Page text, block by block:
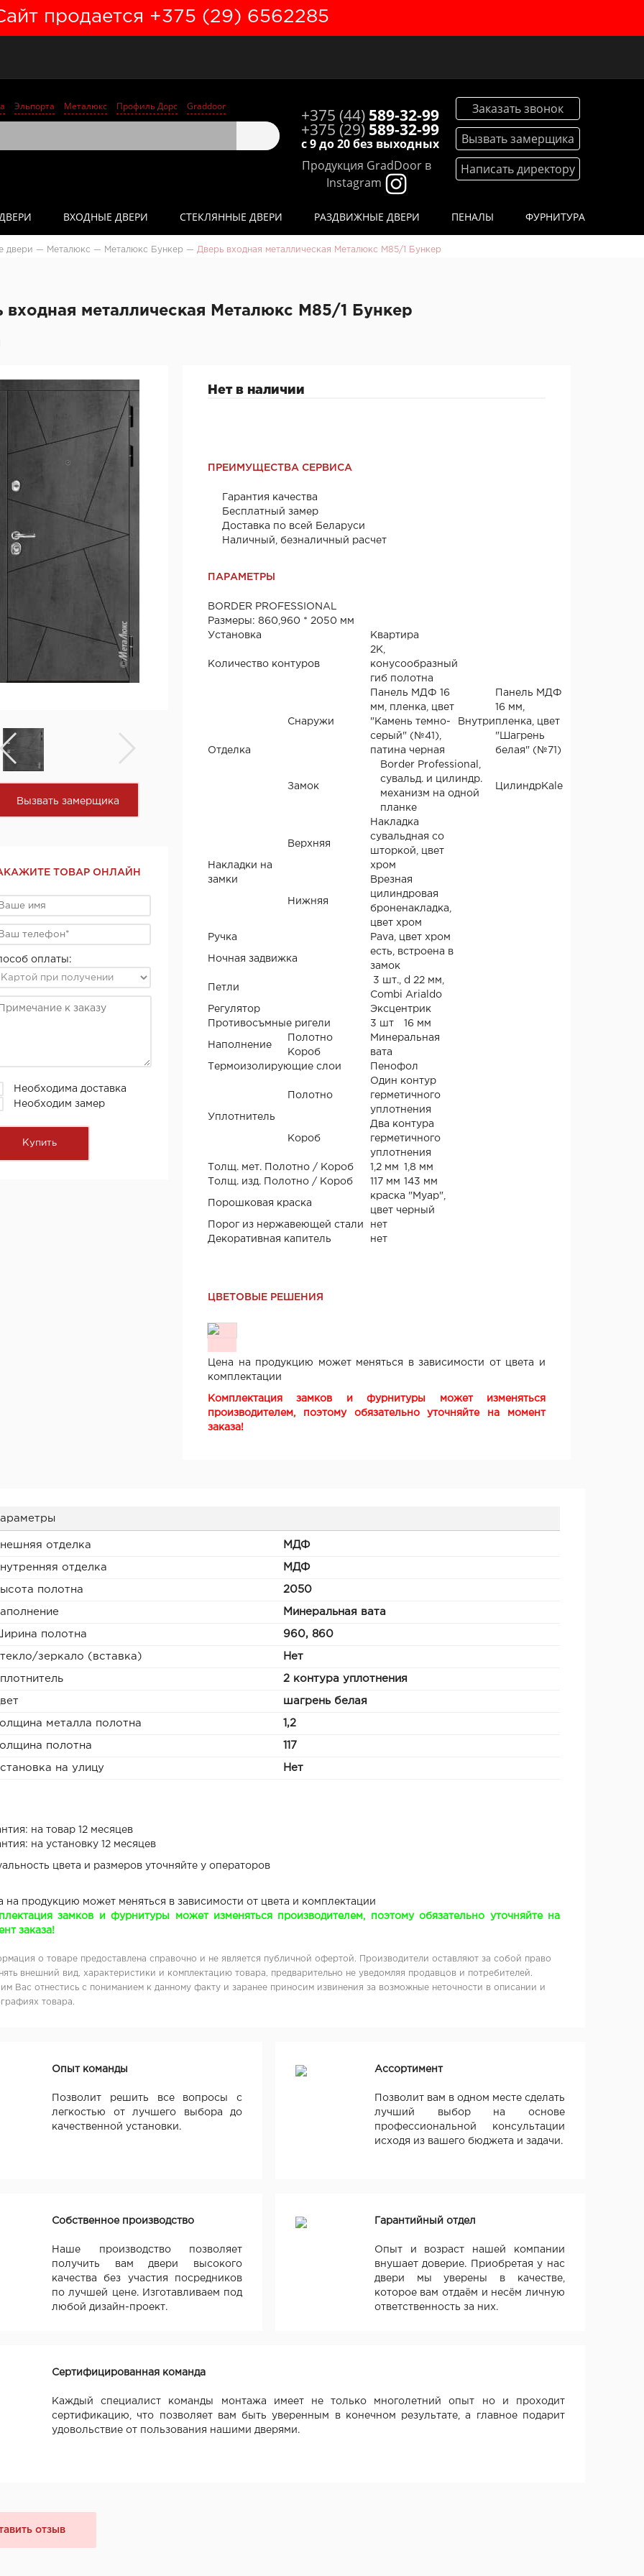
продается +375 (29) 6562285
Заказать звонок
Вызвать замерщика
Написать директору
+375 (44) 589-32-99
+375 (29) 589-32-99
с 9 до 20 без выходных
Продукция GradDoor в
Instagram
Эльпорта Металюкс Профиль Дорс Graddoor
ВХОДНЫЕ ДВЕРИ СТЕКЛЯННЫЕ ДВЕРИ РАЗДВИЖНЫЕ ДВЕРИ ПЕНАЛЫ ФУРНИТУРА
двери — Металюкс — Металюкс Бункер — Дверь входная металлическая Металюкс М85/1 Бункер
входная металлическая Металюкс М85/1 Бункер
Вызвать замерщика
ТОВАР ОНЛАЙН
оплаты:
Необходима доставка
Необходим замер
Нет в наличии
ПРЕИМУЩЕСТВА СЕРВИСА
Гарантия качества
Бесплатный замер
Доставка по всей Беларуси
Наличный, безналичный расчет
ПАРАМЕТРЫ
BORDER PROFESSIONAL
Размеры: 860,960 * 2050 мм
Установка
Квартира
Количество контуров
2К,
конусообразный
гиб полотна
Отделка
Снаружи
Панель МДФ 16
мм, пленка, цвет
"Камень темно-
серый" (№41),
патина черная
Внутри
Панель МДФ
16 мм,
пленка, цвет
"Шагрень
белая" (№71)
Замок
Border Professional,
сувальд. и цилиндр.
механизм на одной
планке
ЦилиндрKale
Накладки на
замки
Верхняя
Накладка
сувальдная со
шторкой, цвет
хром
Нижняя
Врезная
цилиндровая
броненакладка,
цвет хром
Ручка
Pava, цвет хром
Ночная задвижка
есть, встроена в
замок
Петли
3 шт., d 22 мм,
Combi Arialdo
Регулятор
Эксцентрик
Противосъмные ригели
3 шт 16 мм
Наполнение
Полотно
Минеральная
вата
Короб
Термоизолирующие слои
Пенофол
Уплотнитель
Полотно
Один контур
герметичного
уплотнения
Короб
Два контура
герметичного
уплотнения
Толщ. мет. Полотно / Короб
1,2 мм
1,8 мм
Толщ. изд. Полотно / Короб
117 мм 143 мм
Порошковая краска
краска "Муар",
цвет черный
Порог из нержавеющей стали
нет
Декоративная капитель
нет
ЦВЕТОВЫЕ РЕШЕНИЯ
Цена на продукцию может меняться в зависимости от цвета и
комплектации
Комплектация замков и фурнитуры может изменяться
производителем, поэтому обязательно уточняйте на момент
заказа!
отделка МДФ
отделка МДФ
полотна 2050
Минеральная вата
полотна 960, 860
зеркало (вставка) Нет
2 контура уплотнения
шагрень белая
металла полотна 1,2
полотна 117
на улицу Нет
на товар 12 месяцев
на установку 12 месяцев
цвета и размеров уточняйте у операторов
на продукцию может меняться в зависимости от цвета и комплектации
замков и фурнитуры может изменяться производителем, поэтому обязательно уточняйте на
заказа!
о товаре предоставлена справочно и не является публичной офертой. Производители оставляют за собой право
внешний вид, характеристики и комплектацию товара, предварительно не уведомляя продавцов и потребителей.
Вас отнестись с пониманием к данному факту и заранее приносим извинения за возможные неточности в описании и
товара.
Опыт команды
Позволит решить все вопросы с
легкостью от лучшего выбора до
качественной установки.
Ассортимент
Позволит вам в одном месте сделать
лучший выбор на основе
профессиональной консультации
исходя из вашего бюджета и задачи.
Собственное производство
Наше производство позволяет
получить вам двери высокого
качества без участия посредников
по лучшей цене. Изготавливаем под
любой дизайн-проект.
Гарантийный отдел
Опыт и возраст нашей компании
внушает доверие. Приобретая у нас
двери мы уверены в качестве,
которое вам отдаём и несём личную
ответственность за них.
Сертифицированная команда
Каждый специалист команды монтажа имеет не только многолетний опыт но и проходит
сертификацию, что позволяет вам быть уверенным в конечном результате, а главное подарит
удовольствие от пользования нашими дверями.
отзыв